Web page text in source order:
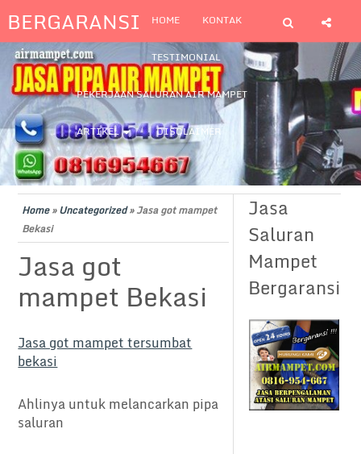
BERGARANSI HOME KONTAK
TESTIMONIAL
PEKERJAAN SALURAN AIR MAMPET
ARTIKEL DISCLAIMER
Home»Uncategorized»Jasa got mampet
Bekasi
Jasa got
mampet Bekasi
Jasa got mampet tersumbat
bekasi
Ahlinya untuk melancarkan pipa
saluran
Jasa
Saluran
Mampet
Bergaransi